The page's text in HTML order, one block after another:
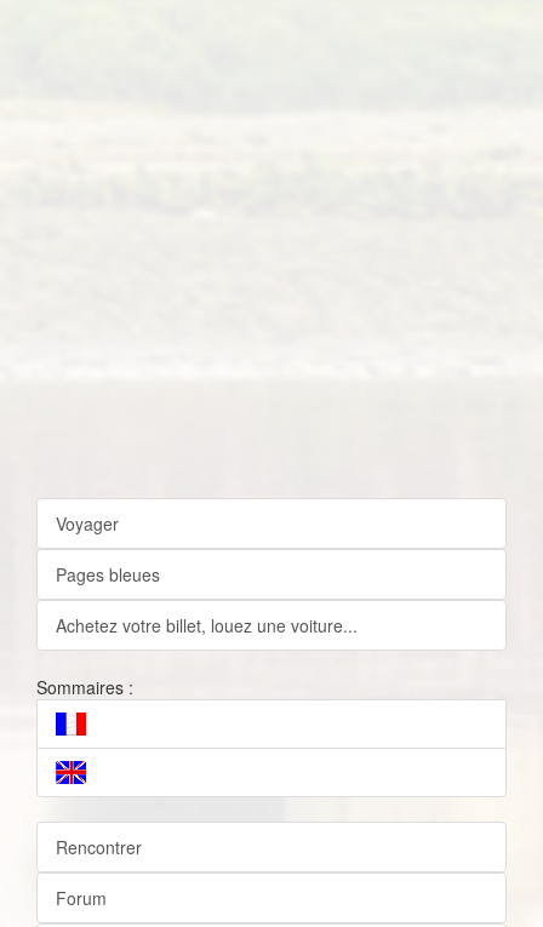
Voyager
Pages bleues
Achetez votre billet, louez une voiture...
Sommaires :
Rencontrer
Forum